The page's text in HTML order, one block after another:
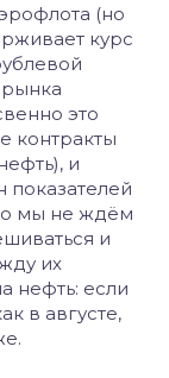
(но
курс
это
контракты
и
показателей
мы не ждём
и
их
нефть: если
в августе,